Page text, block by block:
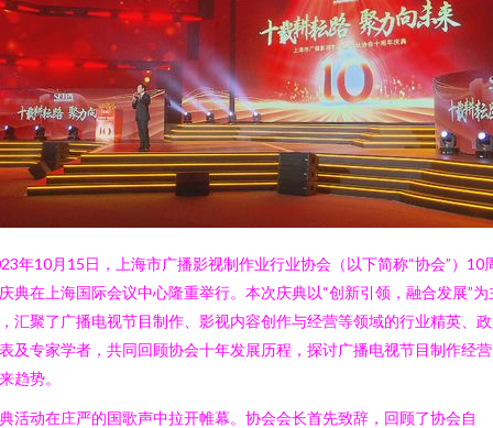
年10月15日，上海市广播影视制作业行业协会（以下简称“协会”）10
典在上海国际会议中心隆重举行。本次庆典以“创新引领，融合发展”为
汇聚了广播电视节目制作、影视内容创作与经营等领域的行业精英、
及专家学者，共同回顾协会十年发展历程，探讨广播电视节目制作经
趋势。
活动在庄严的国歌声中拉开帷幕。协会会长首先致辞，回顾了协会自